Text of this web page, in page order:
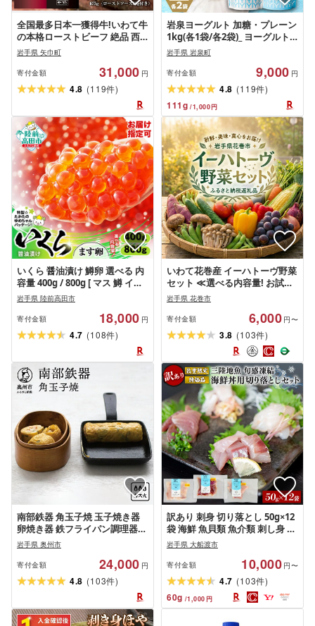
全国最多日本一獲得牛!いわて牛
の本格ローストビーフ 絶品 西
洋わさびソース付き(岩手県 矢
巾町・紫波町の共通返礼品)/い
わて いわて牛 和牛 ろーすとび
ーふ 独自製法 柔らか 赤身 ソー
ス付 冷凍 小分け 贅沢 ギフト 贈
答 牛肉 いわちく 岩手県 紫波町
岩手県 矢巾町
寄付金額 31,000 円
4.8 (119件)
岩泉ヨーグルト 加糖・プレーン
1kg(各1袋/各2袋)_ ヨーグルト
加藤 プレーン 乳製品 人気 おす
すめ 送料無料 贈答 ギフト プレ
ゼント セット [配送不可地域:離
島][G1245855]
岩手県 岩泉町
寄付金額 9,000 円
4.8 (119件)
111g /1,000円
いくら 醤油漬け 鱒卵 選べる 内
容量 400g / 800g [ マス 鱒 イク
ラ いくら醤油漬け ikura 海鮮
卵 小分け 冷凍 年末 年始 お正月
贈答 贈り物 お祝い ギフト 料理
食品 おせち 恵方巻 節分 寿司 手
巻き寿司 お手軽 人気 高評価 ]
岩手県 陸前高田市
寄付金額 18,000 円
4.7 (108件)
いわて花巻産 イーハトーヴ野菜
セット ≪選べる内容量! お試し
セット(6品〜) or 満足セット(9
品〜) or もりもりセット(11
品〜)≫ ≪定期便 3ヶ月 6ヶ月
12ヶ月≫ 旬 野菜 果物 お楽しみ
岩手県 花巻市
寄付金額 6,000 円〜
3.8 (103件)
南部鉄器 角玉子焼 玉子焼き器
卵焼き器 鉄フライパン調理器具
伝統工芸品[OIGEN 作]卵焼き 人
気 ランキング 直火 ガス たまご
卵 お弁当 日本製 調理器 キッチ
ン用品 キッチングッズ キッチ
ンツール 日用品 アウトドア キ
岩手県 奥州市
寄付金額 24,000 円
4.8 (103件)
訳あり 刺身 切り落とし 50g×12
袋 海鮮 魚貝類 魚介類 刺し身 旬
の刺身 小分け 手軽 便利 時短 簡
単 冷凍 産地直送 三陸産 岩手県
大船渡市
岩手県 大船渡市
寄付金額 10,000 円〜
4.7 (103件)
60g /1,000 円